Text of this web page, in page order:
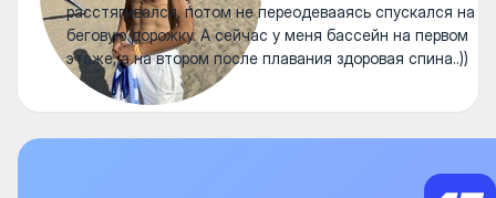
расстягивался, потом не переодевааясь спускался на
беговую дорожку. А сейчас у меня бассейн на первом
этаже, а на втором после плавания здоровая спина..))